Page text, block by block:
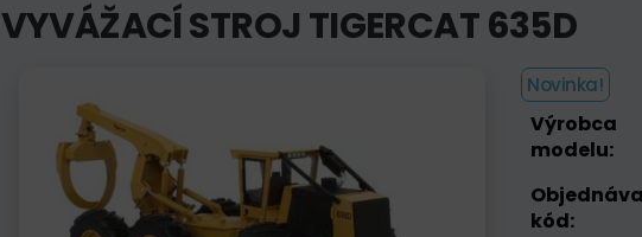
VYVÁŽACÍ STROJ TIGERCAT 635D
Novinka!
Výrobca
modelu:
kód: